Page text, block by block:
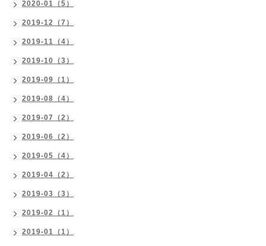
2020-01（5）
2019-12（7）
2019-11（4）
2019-10（3）
2019-09（1）
2019-08（4）
2019-07（2）
2019-06（2）
2019-05（4）
2019-04（2）
2019-03（3）
2019-02（1）
2019-01（1）